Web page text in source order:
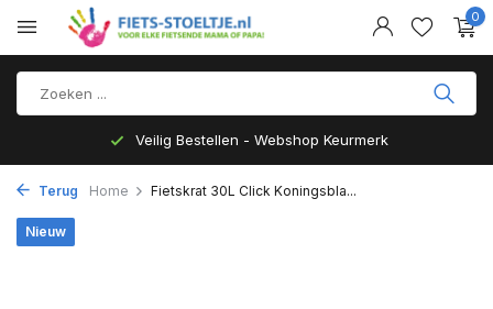
0
Top Kwaliteit en zeer Duurzaam
Terug Home Fietskrat 30L Click Koningsbla...
Nieuw